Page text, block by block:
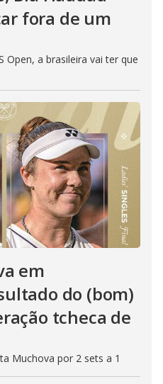
fora de um
Open, a brasileira vai ter que
em
do (bom)
tcheca de
Muchova por 2 sets a 1